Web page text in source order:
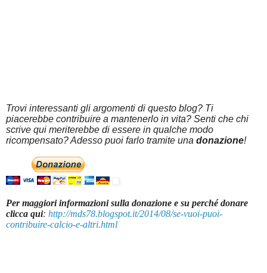
Trovi interessanti gli argomenti di questo blog? Ti
piacerebbe contribuire a mantenerlo in vita? Senti che chi
scrive qui meriterebbe di essere in qualche modo
ricompensato? Adesso puoi farlo tramite una donazione!
Per maggiori informazioni sulla donazione e su perché donare
clicca qui: http://mds78.blogspot.it/2014/08/se-vuoi-puoi-
contribuire-calcio-e-altri.html